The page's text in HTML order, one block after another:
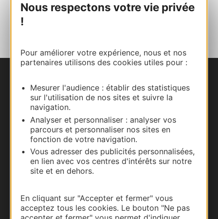
Nous respectons votre vie privée
!
Pour améliorer votre expérience, nous et nos
partenaires utilisons des cookies utiles pour :
Mesurer l'audience : établir des statistiques
sur l'utilisation de nos sites et suivre la
navigation.
Analyser et personnaliser : analyser vos
parcours et personnaliser nos sites en
fonction de votre navigation.
Vous adresser des publicités personnalisées,
en lien avec vos centres d'intérêts sur notre
site et en dehors.
En cliquant sur "Accepter et fermer" vous
acceptez tous les cookies. Le bouton "Ne pas
AJOUTER
Carte interactive
Documentation